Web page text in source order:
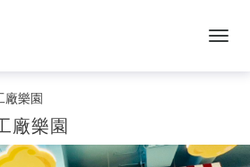
廠樂園
廠樂園